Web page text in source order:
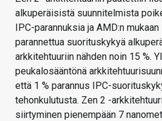
alkuperäisistä suunnitelmista
IPC-parannuksia ja AMD:n
parannettua suorituskykyä
arkkitehtuuriin nähden noin 15 %.
peukalosääntönä
että 1 % parannus IPC-
tehonkulutusta. Zen 2 -
siirtyminen pienempään 7